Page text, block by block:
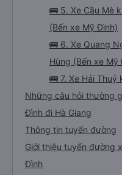
🚌 5. Xe Cầu Mè
(Bến xe Mỹ Đình)
🚌 6. Xe Quang
Hùng (Bến xe Mỹ
🚌 7. Xe Hải Thuỷ
Những câu hỏi thường
Đình đi Hà Giang
Thông tin tuyến đường
Giới thiệu tuyến đường
Đình